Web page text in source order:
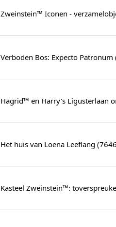
Zweinstein™ Iconen -
Verboden Bos: Expecto Patronum
Hagrid™ en Harry's Ligusterlaan
Het huis van Loena Leeflang
Kasteel Zweinstein™: